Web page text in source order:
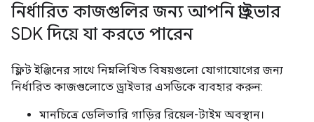
নির্ধারিত কাজগুলির জন্য আপনি ড্রাইভার
SDK দিয়ে যা করতে পারেন
ফ্লিট ইঞ্জিনের সাথে নিম্নলিখিত বিষয়গুলো যোগাযোগের জন্য
নির্ধারিত কাজগুলোতে ড্রাইভার এসডিকে ব্যবহার করুন:
মানচিত্রে ডেলিভারি গাড়ির রিয়েল-টাইম অবস্থান।